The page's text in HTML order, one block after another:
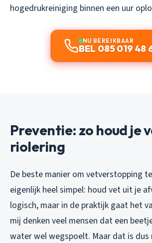
hogedrukreiniging binnen een uur
NU BEREIKBAAR
BEL 085 019 48
Preventie: zo houd je
riolering
De beste manier om vetverstopping
eigenlijk heel simpel: houd vet uit je
logisch, maar in de praktijk gaat het
mij denken veel mensen dat een
water wel wegspoelt. Maar dat is dus